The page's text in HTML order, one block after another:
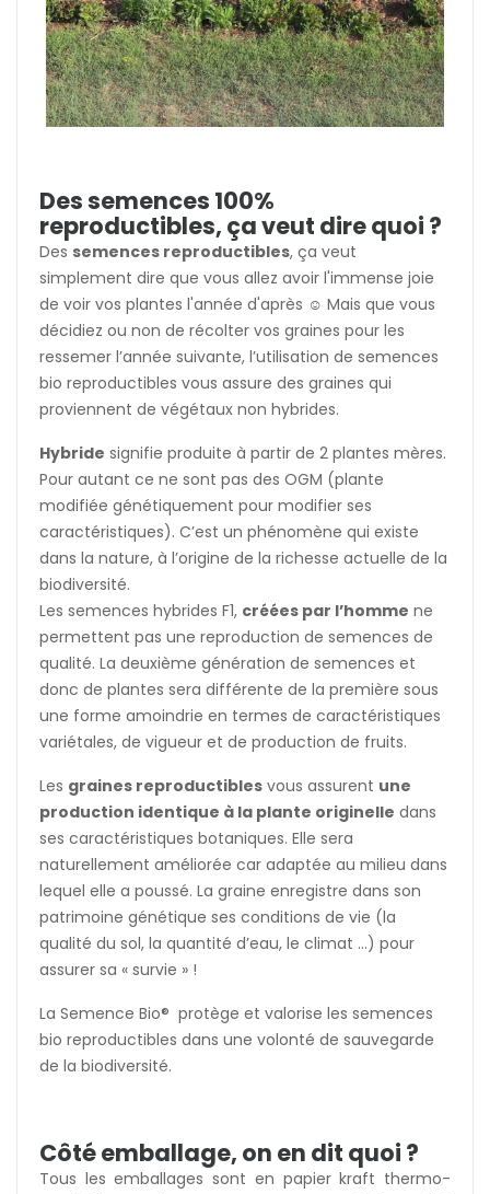
Des semences 100%
reproductibles, ça veut dire quoi ?
Des semences reproductibles, ça veut
simplement dire que vous allez avoir l'immense joie
de voir vos plantes l'année d'après ☺️ Mais que vous
décidiez ou non de récolter vos graines pour les
ressemer l’année suivante, l’utilisation de semences
bio reproductibles vous assure des graines qui
proviennent de végétaux non hybrides.
Hybride signifie produite à partir de 2 plantes mères.
Pour autant ce ne sont pas des OGM (plante
modifiée génétiquement pour modifier ses
caractéristiques). C’est un phénomène qui existe
dans la nature, à l’origine de la richesse actuelle de la
biodiversité.
Les semences hybrides F1, créées par l’homme ne
permettent pas une reproduction de semences de
qualité. La deuxième génération de semences et
donc de plantes sera différente de la première sous
une forme amoindrie en termes de caractéristiques
variétales, de vigueur et de production de fruits.
Les graines reproductibles vous assurent une
production identique à la plante originelle dans
ses caractéristiques botaniques. Elle sera
naturellement améliorée car adaptée au milieu dans
lequel elle a poussé. La graine enregistre dans son
patrimoine génétique ses conditions de vie (la
qualité du sol, la quantité d’eau, le climat …) pour
assurer sa « survie » !
La Semence Bio® protège et valorise les semences
bio reproductibles dans une volonté de sauvegarde
de la biodiversité.
Côté emballage, on en dit quoi ?
Tous les emballages sont en papier kraft thermo-